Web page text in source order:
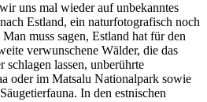
uns mal wieder auf unbekanntes
Estland, ein naturfotografisch noch
muss sagen, Estland hat für den
verwunschene Wälder, die das
schlagen lassen, unberührte
oder im Matsalu Nationalpark sowie
In den estnischen